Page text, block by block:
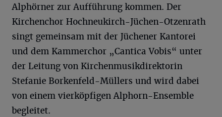
Alphörner zur Aufführung kommen. Der
Kirchenchor Hochneukirch-Jüchen-Otzenrath
singt gemeinsam mit der Jüchener Kantorei
und dem Kammerchor „Cantica Vobis“ unter
der Leitung von Kirchenmusikdirektorin
Stefanie Borkenfeld-Müllers und wird dabei
von einem vierköpfigen Alphorn-Ensemble
begleitet.